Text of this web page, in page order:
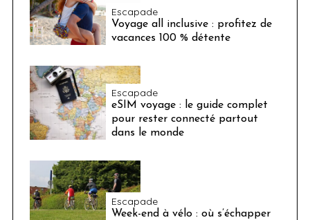
Escapade
Voyage all inclusive : profitez de
vacances 100 % détente
Escapade
eSIM voyage : le guide complet
pour rester connecté partout
dans le monde
Escapade
Week-end à vélo : où s’échapper